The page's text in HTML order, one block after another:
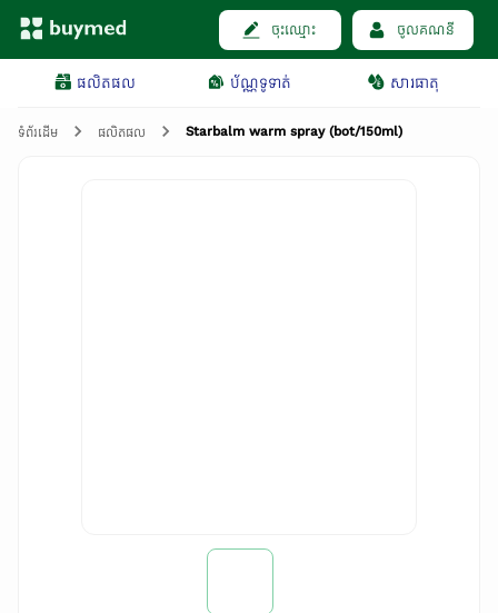
ចុះឈ្មោះ ចូលគណនី
ផលិតផល ប័ណ្ណទូទាត់ សារធាតុ
ទំព័រដើម ផលិតផល Starbalm warm spray (bot/150ml)